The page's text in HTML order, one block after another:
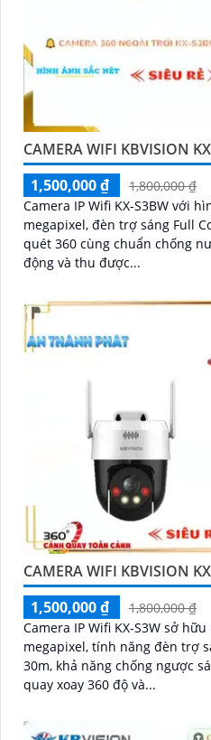
CAMERA WIFI KBVISION
1,500,000 ₫
1,800,000 ₫
Camera IP Wifi KX-S3BW với
megapixel, đèn trợ sáng Full
quét 360 cùng chuẩn chống
động và thu được...
CAMERA WIFI KBVISION
1,500,000 ₫
1,800,000 ₫
Camera IP Wifi KX-S3W sở
megapixel, tính năng đèn trợ
30m, khả năng chống ngược
quay xoay 360 độ và...